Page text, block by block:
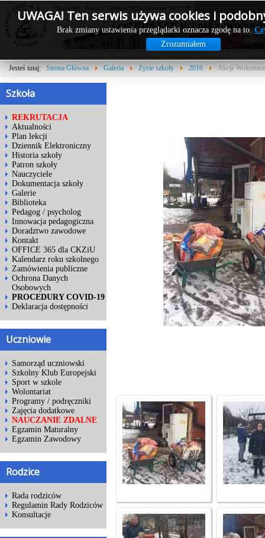
UWAGA! Ten serwis używa cookies i
Brak zmiany ustawienia przeglądarki oznacza zgodę na to.
Zrozumiałem
Dzisiaj jest: Piątek, 7 Sierpnia 2026 | Godzina: 18:02:38
Jesteś tutaj: Strona Główna Galeria Życie szkoły 2016 Akcje
Szkoła
REKRUTACJA
Aktualności
Plan lekcji
Dziennik Elektroniczny
Historia szkoły
Patron szkoły
Nauczyciele
Dokumentacja szkoły
Galerie
Biblioteka
Pedagog / psycholog
Innowacja pedagogiczna
Doradztwo zawodowe
Kontakt
OFFICE 365 dla CKZiU
Kalendarz roku szkolnego
Zamówienia publiczne
Ochrona Danych
Osobowych
PROCEDURY COVID-19
Deklaracja dostępności
Uczniowie
Samorząd uczniowski
Szkolny Klub Europejski
Sport w szkole
Wolontariat
Programy / podręczniki
Zajęcia dodatkowe
NAUCZANIE ZDALNE
Egzamin Maturalny
Egzamin Zawodowy
Rodzice
Rada rodziców
Regulamin Rady Rodziców
Konsultacje